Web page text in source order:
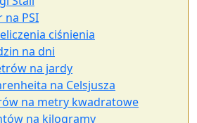
na PSI
ciśnienia
na dni
na jardy
na Celsjusza
na metry kwadratowe
na kilogramy